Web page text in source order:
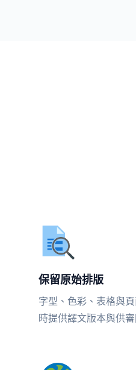
保留原始排版
字型、色彩、表格與
時提供譯文版本與供